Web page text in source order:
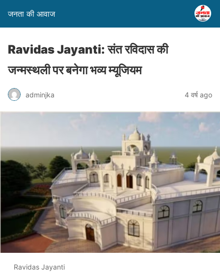
जनता की आवाज
Ravidas Jayanti: संत रविदास की
जन्मस्थली पर बनेगा भव्य म्यूजियम
adminjka 4 वर्ष ago
Ravidas Jayanti